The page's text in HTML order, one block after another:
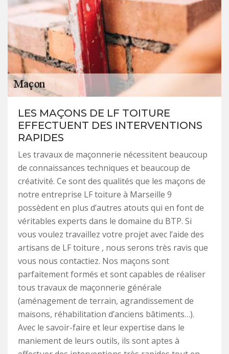
LES MAÇONS DE LF TOITURE
EFFECTUENT DES INTERVENTIONS
RAPIDES
Les travaux de maçonnerie nécessitent beaucoup
de connaissances techniques et beaucoup de
créativité. Ce sont des qualités que les maçons de
notre entreprise LF toiture à Marseille 9
possèdent en plus d’autres atouts qui en font de
véritables experts dans le domaine du BTP. Si
vous voulez travaillez votre projet avec l’aide des
artisans de LF toiture , nous serons très ravis que
vous nous contactiez. Nos maçons sont
parfaitement formés et sont capables de réaliser
tous travaux de maçonnerie générale
(aménagement de terrain, agrandissement de
maisons, réhabilitation d’anciens bâtiments…).
Avec le savoir-faire et leur expertise dans le
maniement de leurs outils, ils sont aptes à